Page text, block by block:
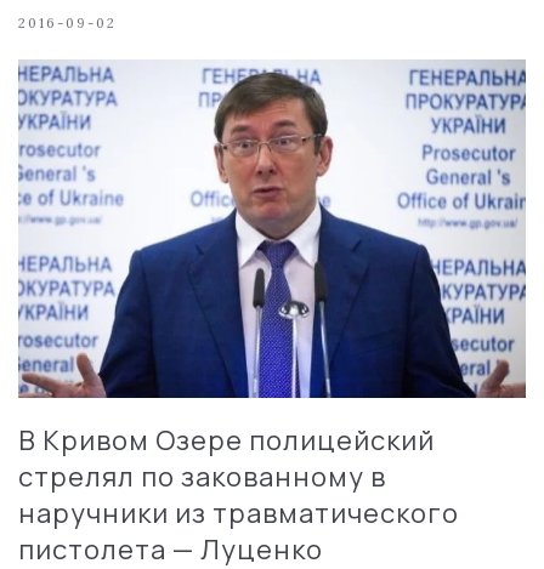
2016-09-02
В Кривом Озере полицейский
стрелял по закованному в
наручники из травматического
пистолета — Луценко